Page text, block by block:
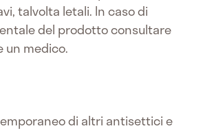
talvolta letali. In caso di
del prodotto consultare
medico.
di altri antisettici e